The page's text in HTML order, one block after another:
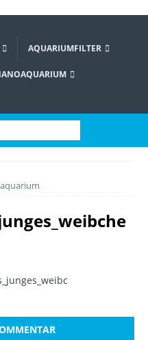
AQUARIUMFILTER